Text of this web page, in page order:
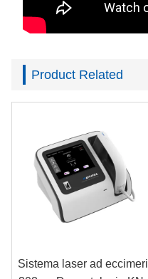
Product Related
Sistema laser ad eccimeri